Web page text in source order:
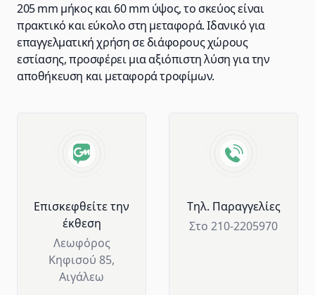
205 mm μήκος και 60 mm ύψος, το σκεύος είναι
πρακτικό και εύκολο στη μεταφορά. Ιδανικό για
επαγγελματική χρήση σε διάφορους χώρους
εστίασης, προσφέρει μια αξιόπιστη λύση για την
αποθήκευση και μεταφορά τροφίμων.
Επισκεφθείτε την
έκθεση
Λεωφόρος
Κηφισού 85,
Αιγάλεω
Tηλ. Παραγγελίες
Στο 210-2205970